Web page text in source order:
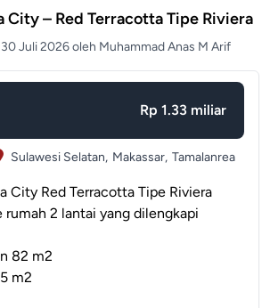
City – Red Terracotta Tipe Riviera
Juli 2026 oleh Muhammad Anas M Arif
Rp 1.33 miliar
Sulawesi Selatan, Makassar, Tamalanrea
City Red Terracotta Tipe Riviera
rumah 2 lantai yang dilengkapi
82 m2
m2